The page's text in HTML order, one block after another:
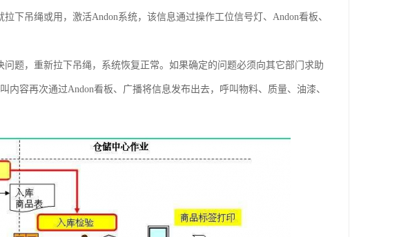
下吊绳或用，激活Andon系统，该信息通过操作工位信号灯、Andon看板、
题，重新拉下吊绳，系统恢复正常。如果确定的问题必须向其它部门求助
容再次通过Andon看板、广播将信息发布出去，呼叫物料、质量、油漆、